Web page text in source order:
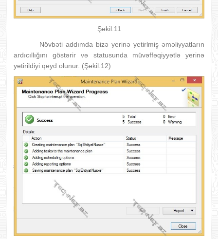
Şəkil.11
Növbəti addımda bizə yerinə yetirlmiş əməliyyatların
ardıcıllığını göstərir və statusunda müvəffəqiyyətlə yerinə
yetirildiyi qeyd olunur. (Şəkil.12)